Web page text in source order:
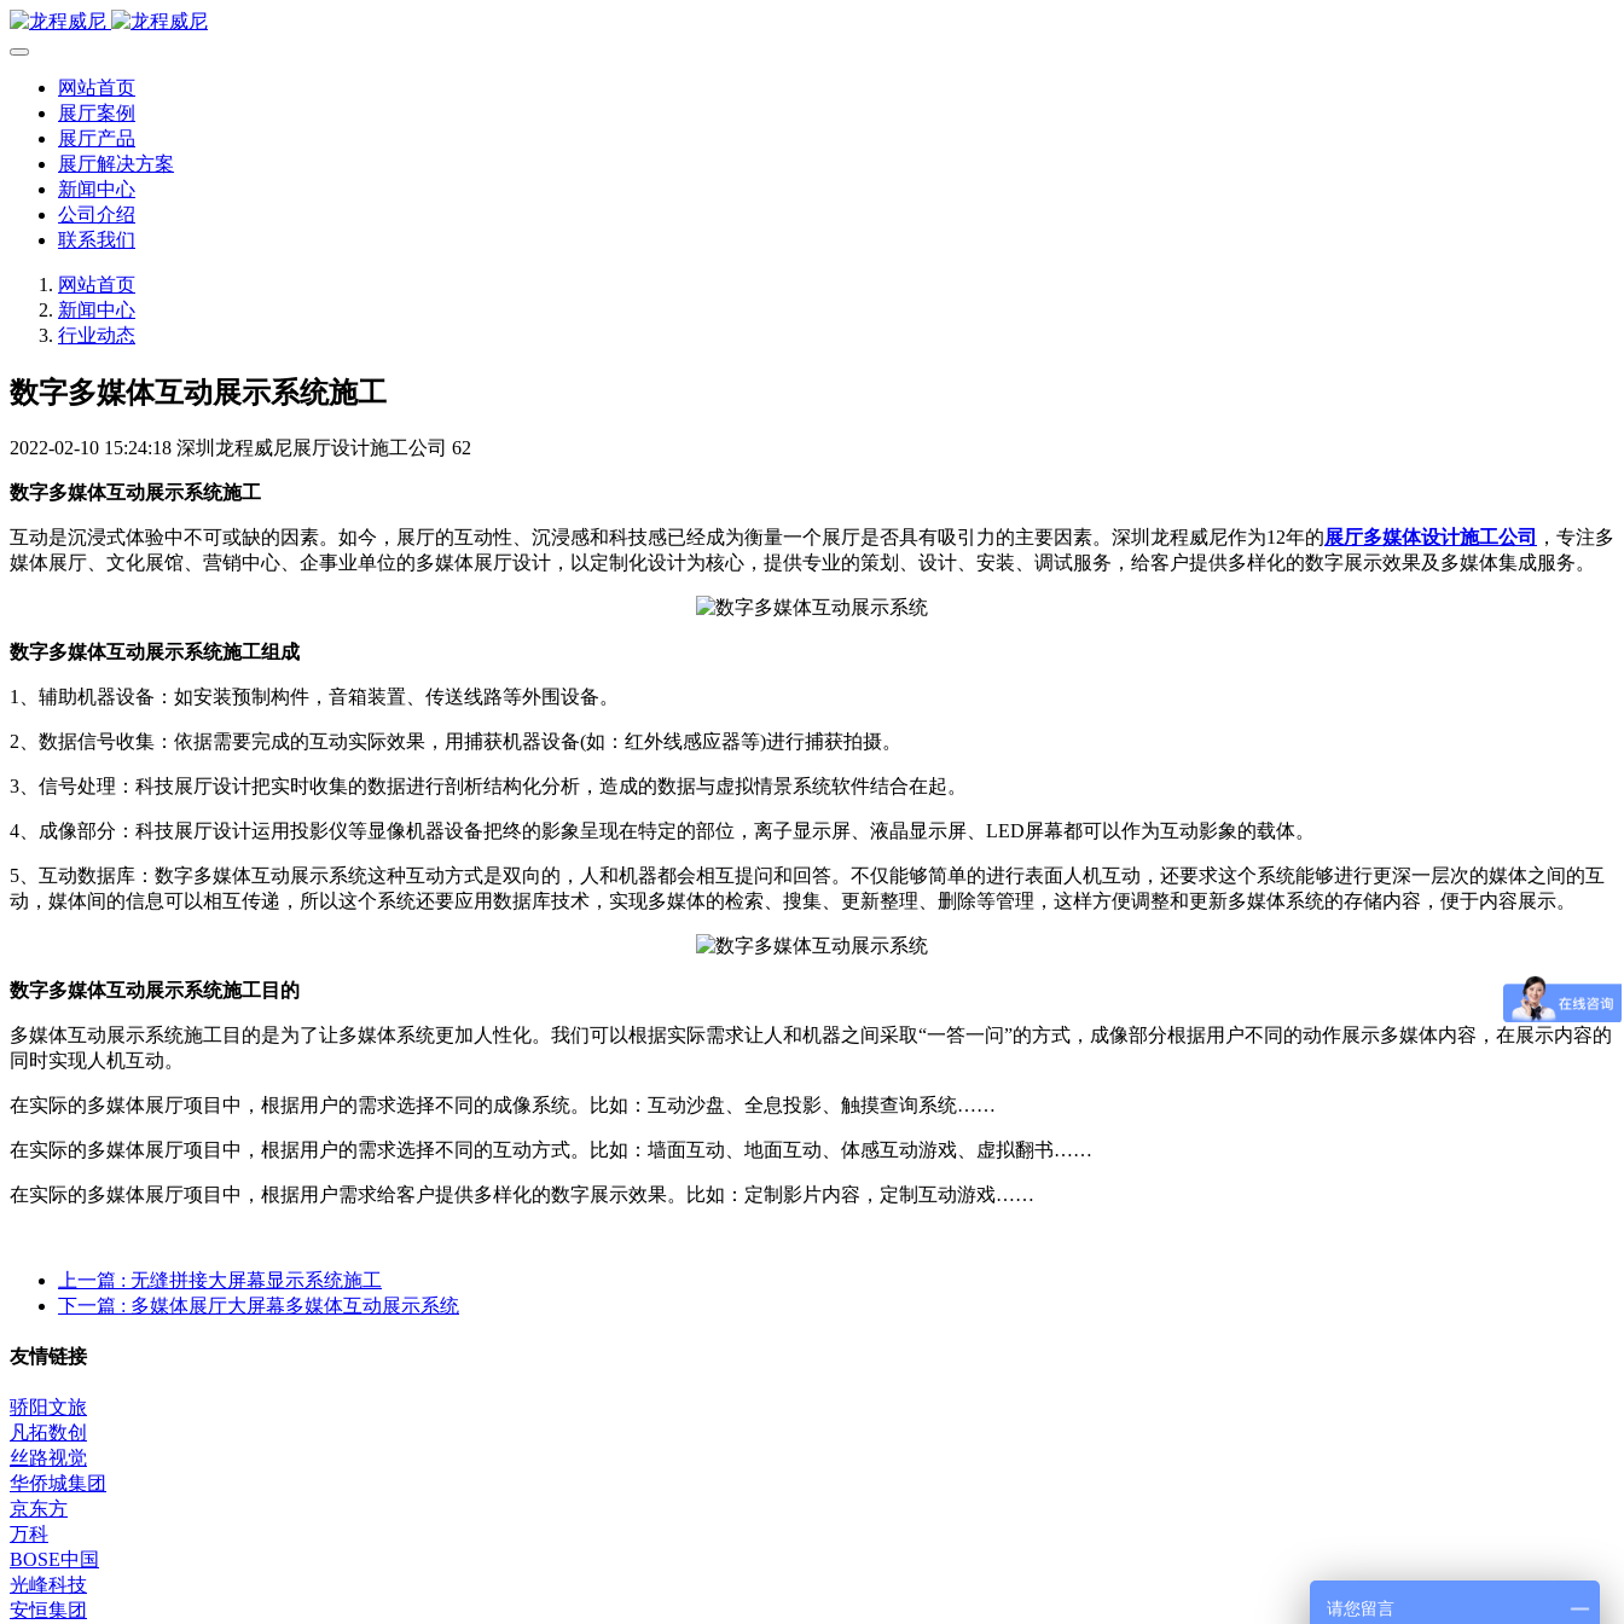
网站首页
展厅案例
展厅产品
展厅解决方案
新闻中心
公司介绍
联系我们
网站首页
新闻中心
行业动态
数字多媒体互动展示系统施工
2022-02-10 15:24:18 深圳龙程威尼展厅设计施工公司 62
数字多媒体互动展示系统施工
互动是沉浸式体验中不可或缺的因素。如今，展厅的互动性、沉浸感和科技感已经成为衡量一个展厅是否具有吸引力的主要因素。深圳龙程威尼作为12年的展厅多媒体设计施工公司
，专注多
媒体展厅、文化展馆、营销中心、企事业单位的多媒体展厅设计，以定制化设计为核心，提供专业的策划、设计、安装、调试服务，给客户提供多样化的数字展示效果及多媒体集成服务。
数字多媒体互动展示系统施工组成
1、辅助机器设备：如安装预制构件，音箱装置、传送线路等外围设备。
2、数据信号收集：依据需要完成的互动实际效果，用捕获机器设备(如：红外线感应器等)进行捕获拍摄。
3、信号处理：科技展厅设计把实时收集的数据进行剖析结构化分析，造成的数据与虚拟情景系统软件结合在起。
4、成像部分：科技展厅设计运用投影仪等显像机器设备把终的影象呈现在特定的部位，离子显示屏、液晶显示屏、LED屏幕都可以作为互动影象的载体。
5、互动数据库：数字多媒体互动展示系统这种互动方式是双向的，人和机器都会相互提问和回答。不仅能够简单的进行表面人机互动，还要求这个系统能够进行更深一层次的媒体之间的互
动，媒体间的信息可以相互传递，所以这个系统还要应用数据库技术，实现多媒体的检索、搜集、更新整理、删除等管理，这样方便调整和更新多媒体系统的存储内容，便于内容展示。
数字多媒体互动展示系统施工目的
多媒体互动展示系统施工目的是为了让多媒体系统更加人性化。我们可以根据实际需求让人和机器之间采取“一答一问”的方式，成像部分根据用户不同的动作展示多媒体内容，在展示内容的
同时实现人机互动。
在实际的多媒体展厅项目中，根据用户的需求选择不同的成像系统。比如：互动沙盘、全息投影、触摸查询系统……
在实际的多媒体展厅项目中，根据用户的需求选择不同的互动方式。比如：墙面互动、地面互动、体感互动游戏、虚拟翻书……
在实际的多媒体展厅项目中，根据用户需求给客户提供多样化的数字展示效果。比如：定制影片内容，定制互动游戏……
上一篇 : 无缝拼接大屏幕显示系统施工
下一篇 : 多媒体展厅大屏幕多媒体互动展示系统
友情链接
骄阳文旅
凡拓数创
丝路视觉
华侨城集团
京东方
万科
BOSE中国
光峰科技
安恒集团
请您留言